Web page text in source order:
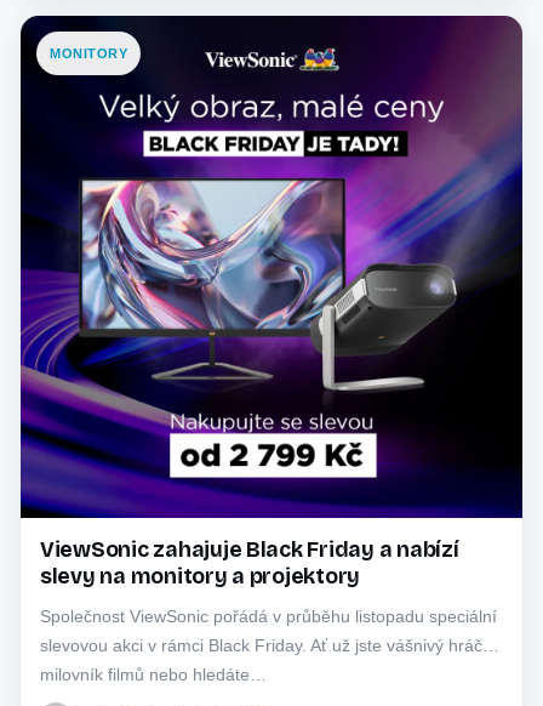
MONITORY
ViewSonic zahajuje Black Friday a nabízí
slevy na monitory a projektory
Společnost ViewSonic pořádá v průběhu listopadu speciální
slevovou akci v rámci Black Friday. Ať už jste vášnivý hráč,
milovník filmů nebo hledáte…